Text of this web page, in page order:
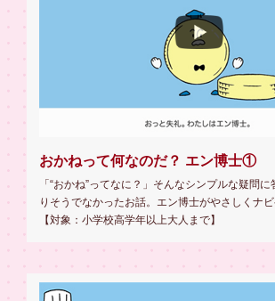
おかねって何なのだ？ エン博士①
「“おかね”ってなに？」そんなシンプルな疑問
りそうでなかったお話。エン博士がやさしくナビ
【対象：小学校高学年以上大人まで】